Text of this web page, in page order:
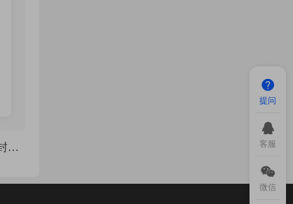
越南数学奥林匹克 TiKZ 封面设计
提问
客服
微信